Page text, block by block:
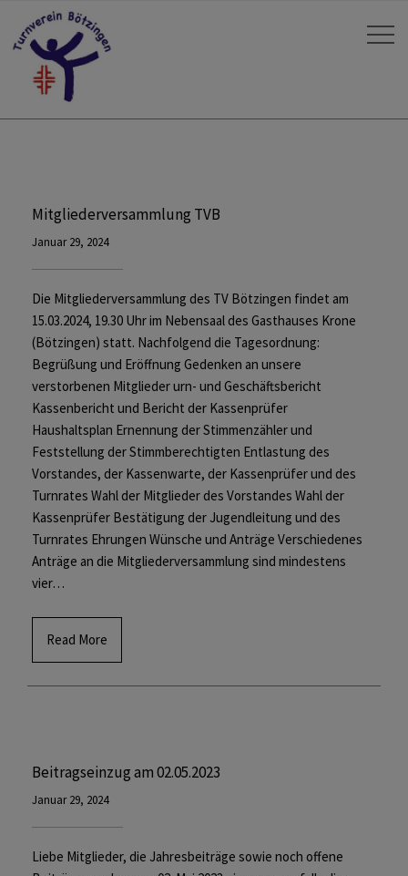
Mitgliederversammlung TVB
Januar 29, 2024
Die Mitgliederversammlung des TV Bötzingen findet am
15.03.2024, 19.30 Uhr im Nebensaal des Gasthauses Krone
(Bötzingen) statt. Nachfolgend die Tagesordnung:
Begrüßung und Eröffnung Gedenken an unsere
verstorbenen Mitglieder urn- und Geschäftsbericht
Kassenbericht und Bericht der Kassenprüfer
Haushaltsplan Ernennung der Stimmenzähler und
Feststellung der Stimmberechtigten Entlastung des
Vorstandes, der Kassenwarte, der Kassenprüfer und des
Turnrates Wahl der Mitglieder des Vorstandes Wahl der
Kassenprüfer Bestätigung der Jugendleitung und des
Turnrates Ehrungen Wünsche und Anträge Verschiedenes
Anträge an die Mitgliederversammlung sind mindestens
vier…
Read More
Beitragseinzug am 02.05.2023
Januar 29, 2024
Liebe Mitglieder, die Jahresbeiträge sowie noch offene